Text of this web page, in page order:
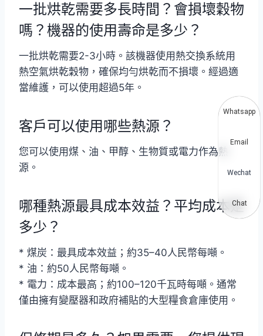
一批烘乾需要多長時間？會損壞穀物
嗎？機器的使用壽命是多少？
一批烘乾需要2-3小時。該機器使用熱交換系統用
熱空氣烘乾穀物，確保均勻烘乾而不損壞。經過適
當維護，可以使用超過5年。
客戶可以使用哪些熱源？
您可以使用煤、油、甲醇、生物質或電力作為熱
源。
哪種熱源最具成本效益？平均成本是
多少？
* 煤炭：最具成本效益；約35–40人民幣每噸。
* 油：約50人民幣每噸。
* 電力：成本最高；約100–120千瓦時每噸。通常
僅由擁有變壓器和政府補貼的大型糧食倉庫使用。
Whatsapp
Email
Wechat
Chat